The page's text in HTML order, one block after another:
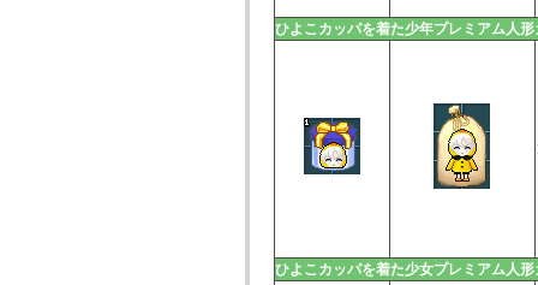
ひよこカッパを着た少年プレミアム人
ひよこカッパを着た少女プレミアム人